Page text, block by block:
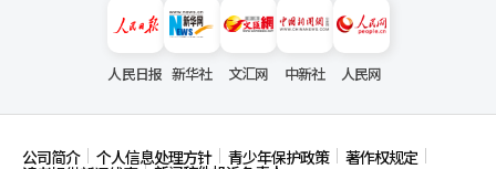
人民日报 新华社 文汇网 中新社 人民网
公司简介 个人信息处理方针 青少年保护政策 著作权规定